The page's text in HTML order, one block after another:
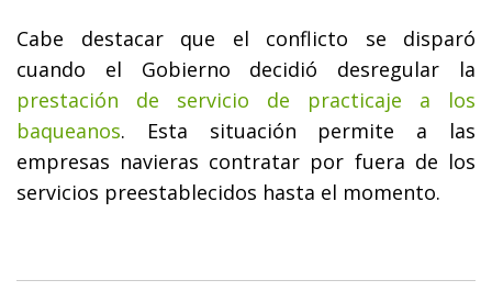
Cabe destacar que el conflicto se disparó
cuando el Gobierno decidió desregular la
prestación de servicio de practicaje a los
baqueanos. Esta situación permite a las
empresas navieras contratar por fuera de los
servicios preestablecidos hasta el momento.